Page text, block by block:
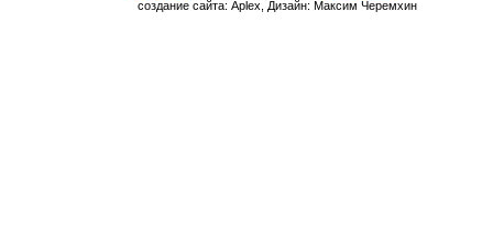
создание сайта: Aplex, Дизайн: Максим Черемхин